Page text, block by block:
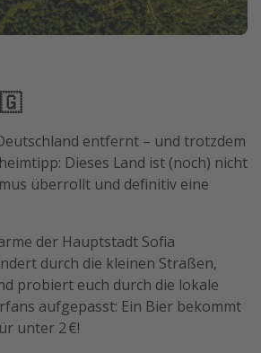
entfernt – und trotzdem
Dieses Land ist (noch) nicht
überrollt und definitiv eine
der Hauptstadt Sofia
durch die kleinen Straßen,
probiert euch durch die lokale
aufgepasst: Ein Bier bekommt
unter 2 €!